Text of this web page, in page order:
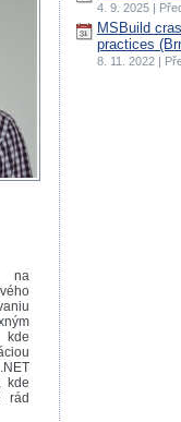
na
kde
rád
4. 9. 2025 |
MSBuild
practices
8. 11. 2022 |